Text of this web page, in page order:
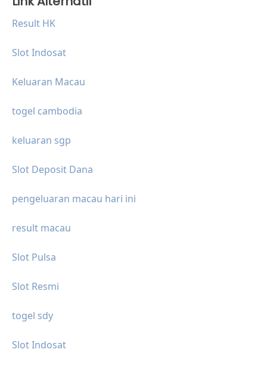
Result HK
Slot Indosat
Keluaran Macau
togel cambodia
keluaran sgp
Slot Deposit Dana
pengeluaran macau hari ini
result macau
Slot Pulsa
Slot Resmi
togel sdy
Slot Indosat